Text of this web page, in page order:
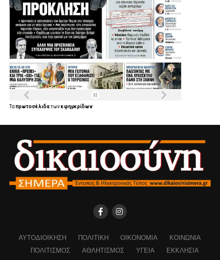
Ταπρωτοσέλιδατωνεφημερίδων
ΑΥΤΟΔΙΟΊΚΗΣΗ ΠΟΛΙΤΙΚΉ ΟΙΚΟΝΟΜΊΑ
ΚΟΙΝΩΝΊΑ
ΠΟΛΙΤΙΣΜΌΣ
ΑΘΛΗΤΙΣΜΌΣ ΥΓΕΊΑ
ΕΚΚΛΗΣΊΑ